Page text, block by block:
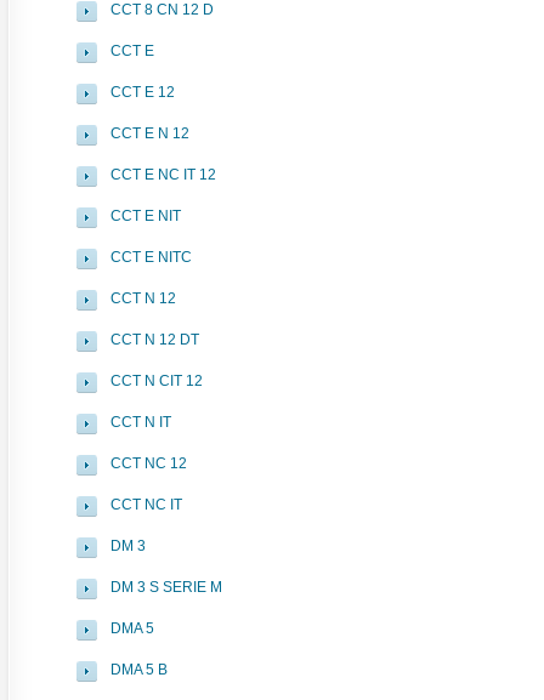
CCT 8 CN 12 D
CCT E
CCT E 12
CCT E N 12
CCT E NC IT 12
CCT E NIT
CCT E NITC
CCT N 12
CCT N 12 DT
CCT N CIT 12
CCT N IT
CCT NC 12
CCT NC IT
DM 3
DM 3 S SERIE M
DMA 5
DMA 5 B